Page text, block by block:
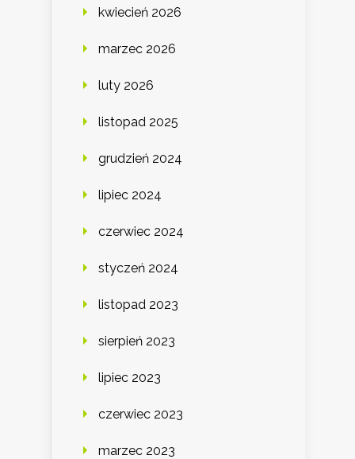
kwiecień 2026
marzec 2026
luty 2026
listopad 2025
grudzień 2024
lipiec 2024
czerwiec 2024
styczeń 2024
listopad 2023
sierpień 2023
lipiec 2023
czerwiec 2023
marzec 2023